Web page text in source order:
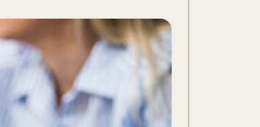
زندگی
نوجوان